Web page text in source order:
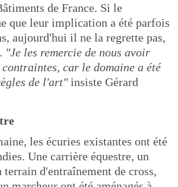
de France. Si le
que leur implication a été parfois
aujourd'hui il ne la regrette pas,
"Je les remercie de nous avoir
car le domaine a été
de l'art"insiste Gérard
les écuries existantes ont été
Une carrière équestre, un
terrain d'entraînement de cross,